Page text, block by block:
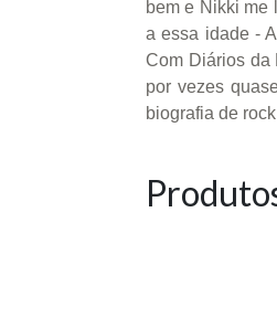
bem e Nikki me
a essa idade -
Com Diários da
por vezes
biografia de